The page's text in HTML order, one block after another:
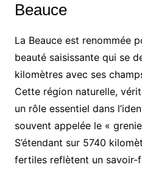
Beauce
La Beauce est renommée
beauté saisissante qui se
kilomètres avec ses
Cette région naturelle,
un rôle essentiel dans
souvent appelée le «
S’étendant sur 5740
fertiles reflètent un savoir-